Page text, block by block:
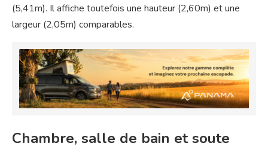
(5,41m). Il affiche toutefois une hauteur (2,60m) et une
largeur (2,05m) comparables.
Chambre, salle de bain et soute